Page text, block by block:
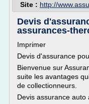
Site : http://
Devis
assurances-
Imprimer
Devis d'assurance
Bienvenue sur
suite les avantages
de collectionneurs.
Devis assurance auto